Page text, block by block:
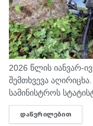
2026 წლის იანვარ-
შემთხვევა აღირიცხა.
სამინისტროს
გამოქვეყნებული
პერიოდში
ᲓᲐᲬᲕᲠᲘᲚᲔᲑᲘᲗ